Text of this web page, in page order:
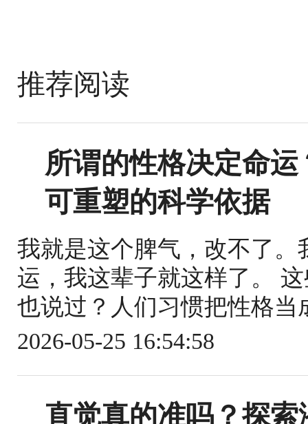
推荐阅读
所谓的性格决定命
可重塑的科学依据
我就是这个脾气，改不了
运，我这辈子就这样了。
也说过？人们习惯把性格
2026-05-25 16:54:58
直觉真的准吗？探